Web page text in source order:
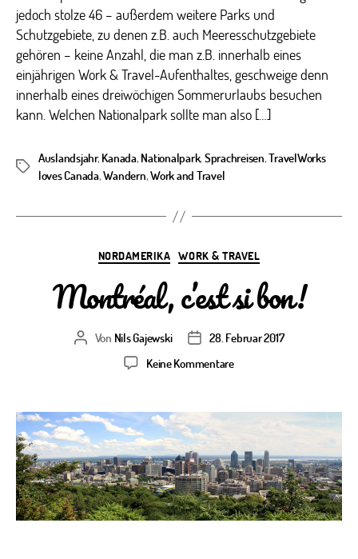
jedoch stolze 46 – außerdem weitere Parks und
Schutzgebiete, zu denen z.B. auch Meeresschutzgebiete
gehören – keine Anzahl, die man z.B. innerhalb eines
einjährigen Work & Travel-Aufenthaltes, geschweige denn
innerhalb eines dreiwöchigen Sommerurlaubs besuchen
kann. Welchen Nationalpark sollte man also […]
Schlagwörter
Auslandsjahr, Kanada, Nationalpark, Sprachreisen,TravelWorks
loves Canada,Wandern,Work and Travel
Kategorien
NORDAMERIKA WORK & TRAVEL
Montréal, c’est si bon!
Beitragsautor
Von Nils Gajewski Veröffentlichungsdatum
28. Februar 2017
Keine Kommentarezu
si